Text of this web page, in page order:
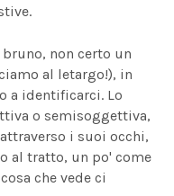
non certo un
al letargo!), in
a identificarci. Lo
o semisoggettiva,
i suoi occhi,
al tratto, un po' come
che vede ci